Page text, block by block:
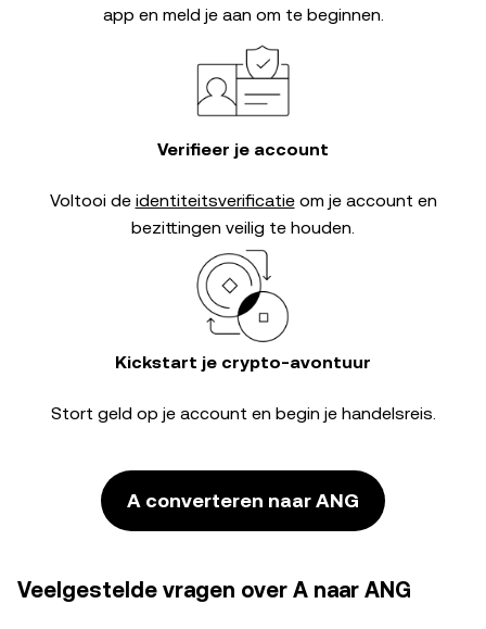
app en meld je aan om te beginnen.
Verifieer je account
Voltooi de identiteitsverificatieom je account en
bezittingen veilig te houden.
Kickstart je crypto-avontuur
Stort geld op je account en begin je handelsreis.
A converteren naar ANG
Veelgestelde vragen over A naar ANG